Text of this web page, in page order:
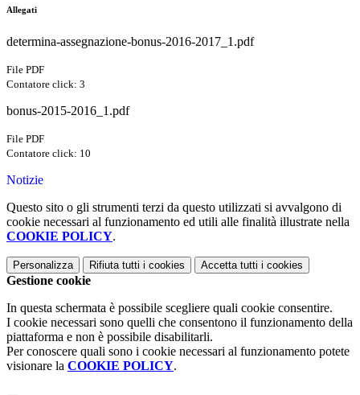
Allegati
determina-assegnazione-bonus-2016-2017_1.pdf
File PDF
Contatore click: 3
bonus-2015-2016_1.pdf
File PDF
Contatore click: 10
Notizie
Questo sito o gli strumenti terzi da questo utilizzati si avvalgono di
cookie necessari al funzionamento ed utili alle finalità illustrate nella
COOKIE POLICY.
Personalizza Rifiuta tutti i cookies Accetta tutti i cookies
Gestione cookie
In questa schermata è possibile scegliere quali cookie consentire.
I cookie necessari sono quelli che consentono il funzionamento della
piattaforma e non è possibile disabilitarli.
Per conoscere quali sono i cookie necessari al funzionamento potete
visionare la COOKIE POLICY.